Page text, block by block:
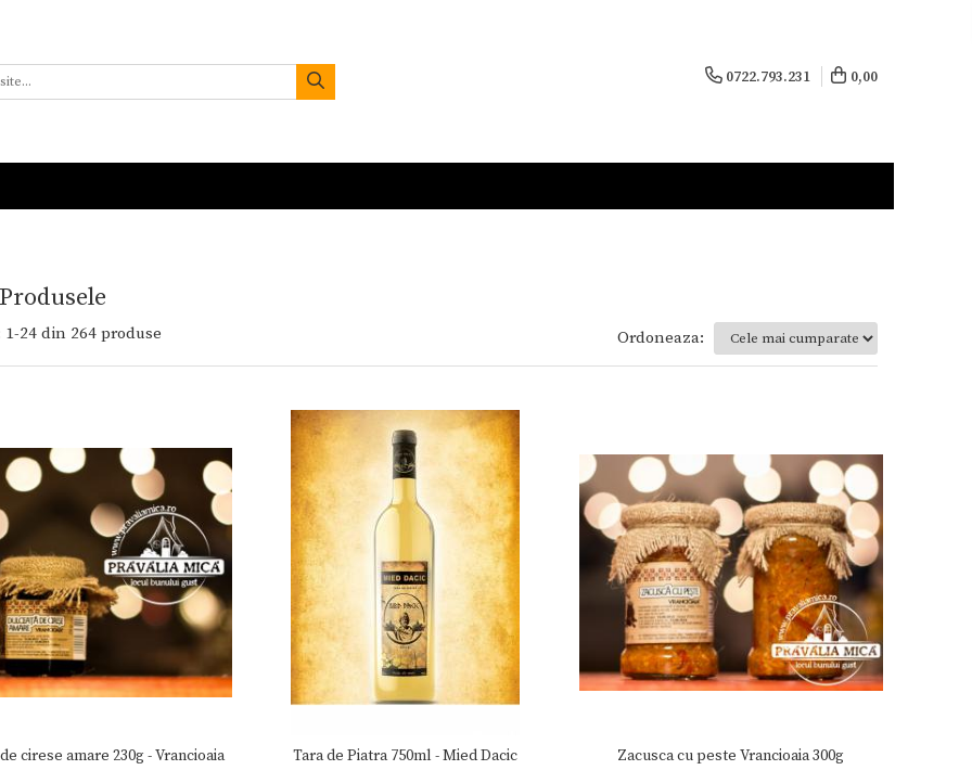
0722.793.231 0,00
1-24 din 264 produse Ordoneaza:
cirese amare 230g - Vrancioaia
Tara de Piatra 750ml - Mied Dacic
Zacusca cu peste Vrancioaia 300g